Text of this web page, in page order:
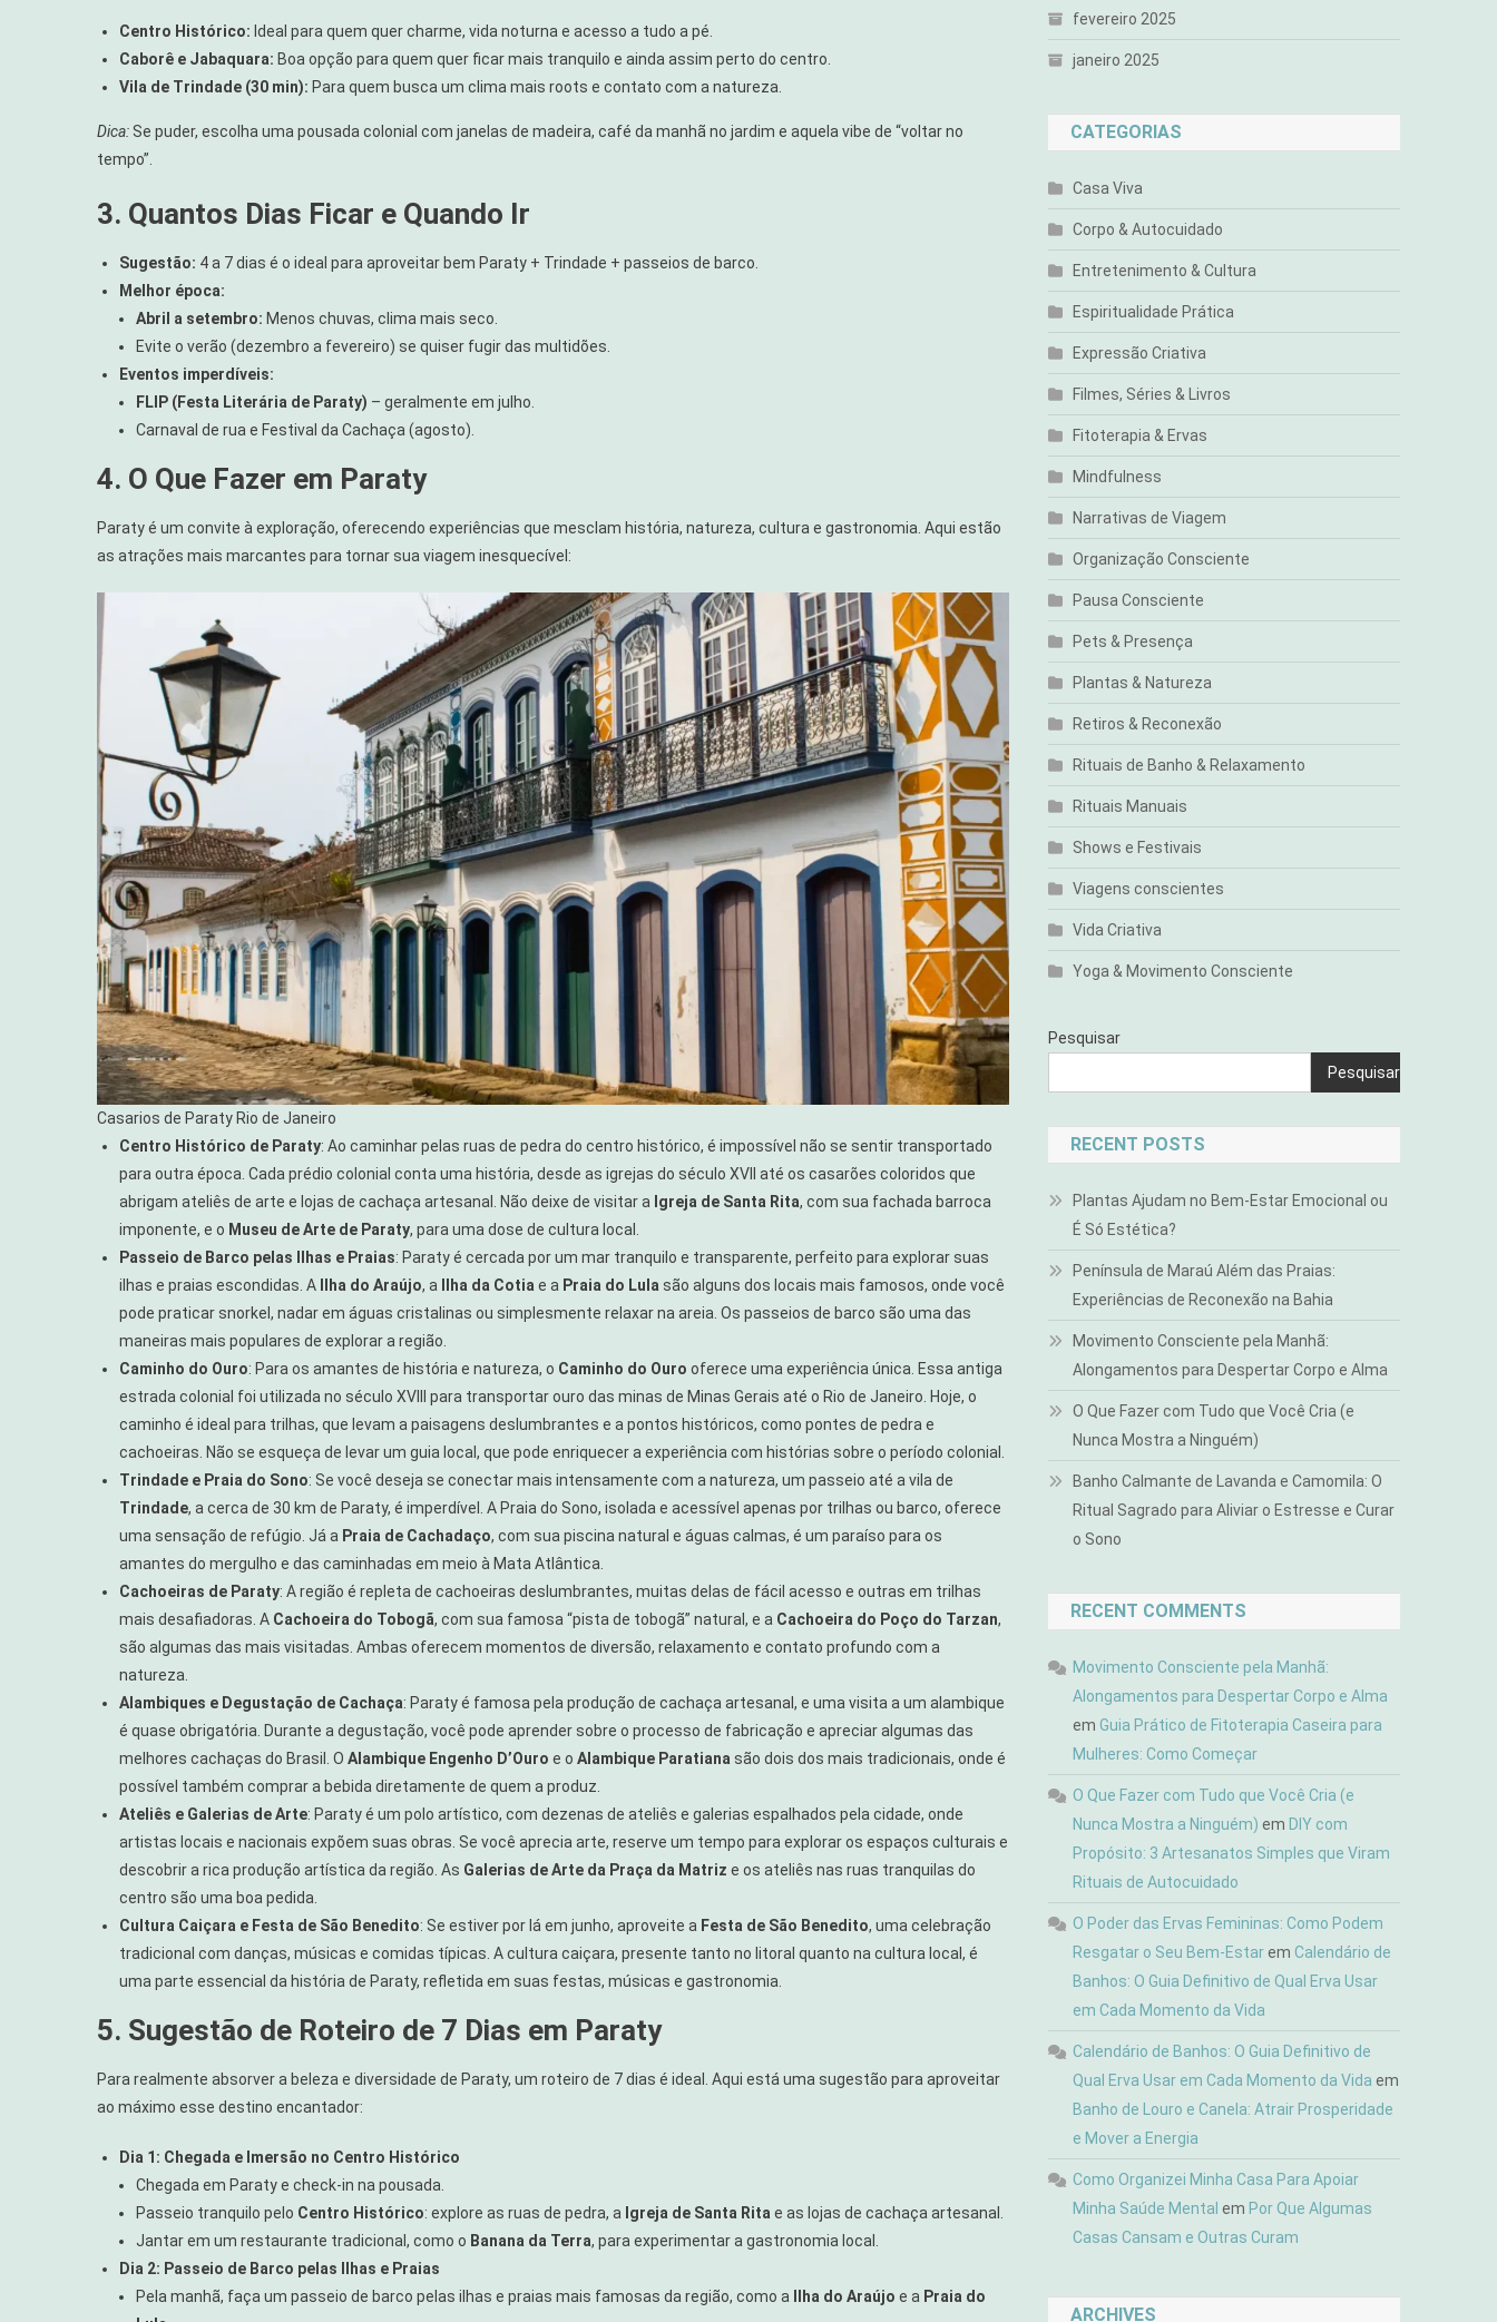
Centro Histórico: Ideal para quem quer charme, vida noturna e acesso a tudo a pé.
Caborê e Jabaquara: Boa opção para quem quer ficar mais tranquilo e ainda assim perto do centro.
Vila de Trindade (30 min): Para quem busca um clima mais roots e contato com a natureza.
Dica: Se puder, escolha uma pousada colonial com janelas de madeira, café da manhã no jardim e aquela vibe de “voltar no
tempo”.
3. Quantos Dias Ficar e Quando Ir
Sugestão: 4 a 7 dias é o ideal para aproveitar bem Paraty + Trindade + passeios de barco.
Melhor época:
Abril a setembro: Menos chuvas, clima mais seco.
Evite o verão (dezembro a fevereiro) se quiser fugir das multidões.
Eventos imperdíveis:
FLIP (Festa Literária de Paraty) – geralmente em julho.
Carnaval de rua e Festival da Cachaça (agosto).
4. O Que Fazer em Paraty
Paraty é um convite à exploração, oferecendo experiências que mesclam história, natureza, cultura e gastronomia. Aqui estão
as atrações mais marcantes para tornar sua viagem inesquecível:
Casarios de Paraty Rio de Janeiro
Centro Histórico de Paraty: Ao caminhar pelas ruas de pedra do centro histórico, é impossível não se sentir transportado
para outra época. Cada prédio colonial conta uma história, desde as igrejas do século XVII até os casarões coloridos que
abrigam ateliês de arte e lojas de cachaça artesanal. Não deixe de visitar a Igreja de Santa Rita, com sua fachada barroca
imponente, e o Museu de Arte de Paraty, para uma dose de cultura local.
Passeio de Barco pelas Ilhas e Praias: Paraty é cercada por um mar tranquilo e transparente, perfeito para explorar suas
ilhas e praias escondidas. A
Ilha do Araújo, a Ilha da Cotiae a Praia do Lulasão alguns dos locais mais famosos, onde você
pode praticar snorkel, nadar em águas cristalinas ou simplesmente relaxar na areia. Os passeios de barco são uma das
maneiras mais populares de explorar a região.
Caminho do Ouro: Para os amantes de história e natureza, o Caminho do Ouro oferece uma experiência única. Essa antiga
estrada colonial foi utilizada no século XVIII para transportar ouro das minas de Minas Gerais até o Rio de Janeiro. Hoje, o
caminho é ideal para trilhas, que levam a paisagens deslumbrantes e a pontos históricos, como pontes de pedra e
cachoeiras. Não se esqueça de levar um guia local, que pode enriquecer a experiência com histórias sobre o período colonial.
Trindade e Praia do Sono: Se você deseja se conectar mais intensamente com a natureza, um passeio até a vila de
Trindade, a cerca de 30 km de Paraty, é imperdível. A Praia do Sono, isolada e acessível apenas por trilhas ou barco, oferece
uma sensação de refúgio. Já a Praia de Cachadaço, com sua piscina natural e águas calmas, é um paraíso para os
amantes do mergulho e das caminhadas em meio à Mata Atlântica.
Cachoeiras de Paraty: A região é repleta de cachoeiras deslumbrantes, muitas delas de fácil acesso e outras em trilhas
mais desafiadoras. A Cachoeira do Tobogã, com sua famosa “pista de tobogã” natural, e a Cachoeira do Poço do Tarzan,
são algumas das mais visitadas. Ambas oferecem momentos de diversão, relaxamento e contato profundo com a
natureza.
Alambiques e Degustação de Cachaça: Paraty é famosa pela produção de cachaça artesanal, e uma visita a um alambique
é quase obrigatória. Durante a degustação, você pode aprender sobre o processo de fabricação e apreciar algumas das
melhores cachaças do Brasil. O Alambique Engenho D’Ouro e o Alambique Paratianasão dois dos mais tradicionais, onde é
possível também comprar a bebida diretamente de quem a produz.
Ateliês e Galerias de Arte: Paraty é um polo artístico, com dezenas de ateliês e galerias espalhados pela cidade, onde
artistas locais e nacionais expõem suas obras. Se você aprecia arte, reserve um tempo para explorar os espaços culturais e
descobrir a rica produção artística da região. As Galerias de Arte da Praça da Matriz e os ateliês nas ruas tranquilas do
centro são uma boa pedida.
Cultura Caiçara e Festa de São Benedito: Se estiver por lá em junho, aproveite a Festa de São Benedito, uma celebração
tradicional com danças, músicas e comidas típicas. A cultura caiçara, presente tanto no litoral quanto na cultura local, é
uma parte essencial da história de Paraty, refletida em suas festas, músicas e gastronomia.
5. Sugestão de Roteiro de 7 Dias em Paraty
Para realmente absorver a beleza e diversidade de Paraty, um roteiro de 7 dias é ideal. Aqui está uma sugestão para aproveitar
ao máximo esse destino encantador:
Dia 1: Chegada e Imersão no Centro Histórico
Chegada em Paraty e check-in na pousada.
Passeio tranquilo pelo Centro Histórico: explore as ruas de pedra, a Igreja de Santa Ritae as lojas de cachaça artesanal.
Jantar em um restaurante tradicional, como o Banana da Terra, para experimentar a gastronomia local.
Dia 2: Passeio de Barco pelas Ilhas e Praias
Pela manhã, faça um passeio de barco pelas ilhas e praias mais famosas da região, como a
Ilha do Araújo e a Praia do
fevereiro 2025
janeiro 2025
CATEGORIAS
Casa Viva
Corpo & Autocuidado
Entretenimento & Cultura
Espiritualidade Prática
Expressão Criativa
Filmes, Séries & Livros
Fitoterapia & Ervas
Mindfulness
Narrativas de Viagem
Organização Consciente
Pausa Consciente
Pets & Presença
Plantas & Natureza
Retiros & Reconexão
Rituais de Banho & Relaxamento
Rituais Manuais
Shows e Festivais
Viagens conscientes
Vida Criativa
Yoga & Movimento Consciente
Pesquisar
Pesquisar
RECENT POSTS
Plantas Ajudam no Bem-Estar Emocional ou
É Só Estética?
Península de Maraú Além das Praias:
Experiências de Reconexão na Bahia
Movimento Consciente pela Manhã:
Alongamentos para Despertar Corpo e Alma
O Que Fazer com Tudo que Você Cria (e
Nunca Mostra a Ninguém)
Banho Calmante de Lavanda e Camomila: O
Ritual Sagrado para Aliviar o Estresse e Curar
o Sono
RECENT COMMENTS
Movimento Consciente pela Manhã:
Alongamentos para Despertar Corpo e Alma
emGuia Prático de Fitoterapia Caseira para
Mulheres: Como Começar
O Que Fazer com Tudo que Você Cria (e
Nunca Mostra a Ninguém) em DIY com
Propósito: 3 Artesanatos Simples que Viram
Rituais de Autocuidado
O Poder das Ervas Femininas: Como Podem
Resgatar o Seu Bem-EstaremCalendário de
Banhos: O Guia Definitivo de Qual Erva Usar
em Cada Momento da Vida
Calendário de Banhos: O Guia Definitivo de
Qual Erva Usar em Cada Momento da Vida em
Banho de Louro e Canela: Atrair Prosperidade
e Mover a Energia
Como Organizei Minha Casa Para Apoiar
Minha Saúde Mental em Por Que Algumas
Casas Cansam e Outras Curam
ARCHIVES